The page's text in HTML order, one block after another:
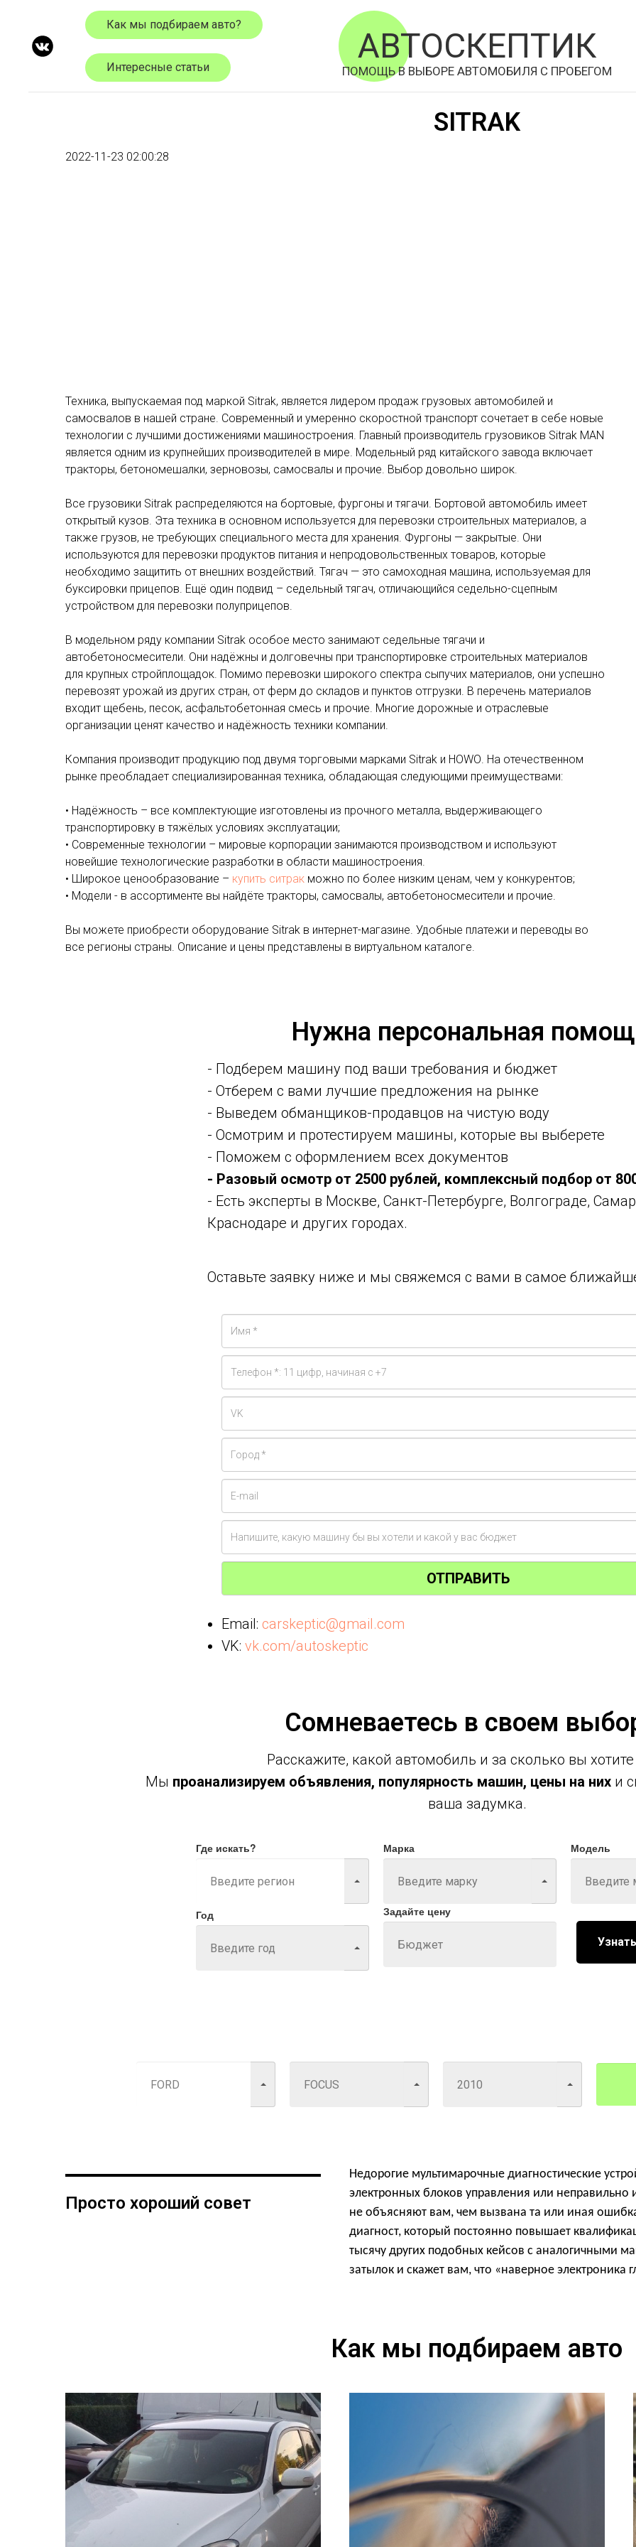
АВТОСКЕПТИК
ПОМОЩЬ В ВЫБОРЕ АВТОМОБИЛЯ С ПРОБЕГОМ
Как мы подбираем авто?
Интересные статьи
SITRAK
2022-11-23 02:00:28
Техника, выпускаемая под маркой Sitrak, является лидером продаж грузовых автомобилей и
самосвалов в нашей стране. Современный и умеренно скоростной транспорт сочетает в себе новые
технологии с лучшими достижениями машиностроения. Главный производитель грузовиков Sitrak MAN
является одним из крупнейших производителей в мире. Модельный ряд китайского завода включает
тракторы, бетономешалки, зерновозы, самосвалы и прочие. Выбор довольно широк.
Все грузовики Sitrak распределяются на бортовые, фургоны и тягачи. Бортовой автомобиль имеет
открытый кузов. Эта техника в основном используется для перевозки строительных материалов, а
также грузов, не требующих специального места для хранения. Фургоны — закрытые. Они
используются для перевозки продуктов питания и непродовольственных товаров, которые
необходимо защитить от внешних воздействий. Тягач — это самоходная машина, используемая для
буксировки прицепов. Ещё один подвид – седельный тягач, отличающийся седельно-сцепным
устройством для перевозки полуприцепов.
В модельном ряду компании Sitrak особое место занимают седельные тягачи и
автобетоносмесители. Они надёжны и долговечны при транспортировке строительных материалов
для крупных стройплощадок. Помимо перевозки широкого спектра сыпучих материалов, они успешно
перевозят урожай из других стран, от ферм до складов и пунктов отгрузки. В перечень материалов
входит щебень, песок, асфальтобетонная смесь и прочие. Многие дорожные и отраслевые
организации ценят качество и надёжность техники компании.
Компания производит продукцию под двумя торговыми марками Sitrak и HOWO. На отечественном
рынке преобладает специализированная техника, обладающая следующими преимуществами:
• Надёжность – все комплектующие изготовлены из прочного металла, выдерживающего
транспортировку в тяжёлых условиях эксплуатации;
• Современные технологии – мировые корпорации занимаются производством и используют
новейшие технологические разработки в области машиностроения.
• Широкое ценообразование – купить ситрак можно по более низким ценам, чем у конкурентов;
• Модели - в ассортименте вы найдёте тракторы, самосвалы, автобетоносмесители и прочие.
Вы можете приобрести оборудование Sitrak в интернет-магазине. Удобные платежи и переводы во
все регионы страны. Описание и цены представлены в виртуальном каталоге.
Нужна персональная
- Подберем машину под ваши требования и бюджет
- Отберем с вами лучшие предложения на рынке
- Выведем обманщиков-продавцов на чистую воду
- Осмотрим и протестируем машины, которые вы выберете
- Поможем с оформлением всех документов
- Разовый осмотр от 2500 рублей, комплексный подбор от
- Есть эксперты в Москве, Санкт-Петербурге, Волгограде,
Краснодаре и других городах.
Оставьте заявку ниже и мы свяжемся с вами в самое
ОТПРАВИТЬ
Email: carskeptic@gmail.com
VK: vk.com/autoskeptic
Сомневаетесь в своем
Расскажите, какой автомобиль и за сколько вы хотите
Мы проанализируем объявления, популярность машин, цены на нихи
ваша задумка.
Где искать? Марка Модель
Год Задайте цену
Просто хороший совет
Недорогие мультимарочные диагностические
электронных блоков управления или
не объясняют вам, чем вызвана та или иная
диагност, который постоянно повышает
тысячу других подобных кейсов с аналогичными
затылок и скажет вам, что «наверное электроника
Как мы подбираем авто